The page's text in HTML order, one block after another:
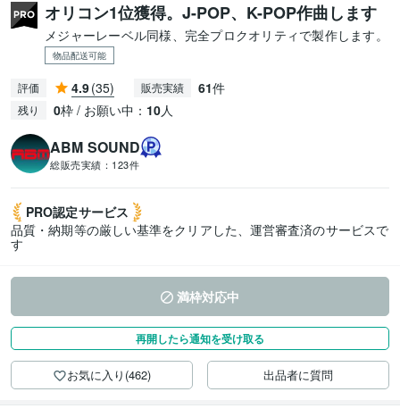
オリコン1位獲得。J-POP、K-POP作曲します
メジャーレーベル同様、完全プロクオリティで製作します。
物品配送可能
評価 4.9(35) 販売実績 61件
残り 0枠 / お願い中： 10人
ABM SOUND
総販売実績： 123件
PRO認定サービス
品質・納期等の厳しい基準をクリアした、運営審査済のサービスで
す
満枠対応中
再開したら通知を受け取る
お気に入り(462) 出品者に質問